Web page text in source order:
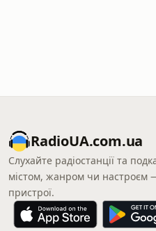
RadioUA.com.ua
Слухайте радіостанції та
містом, жанром чи настроєм
пристрої.